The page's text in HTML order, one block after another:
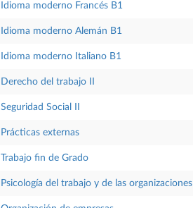
Idioma moderno Francés B1
Idioma moderno Alemán B1
Idioma moderno Italiano B1
Derecho del trabajo II
Seguridad Social II
Prácticas externas
Trabajo fin de Grado
Psicología del trabajo y de las organizaciones